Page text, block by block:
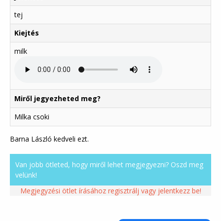
tej
Kiejtés
milk
Miről jegyezheted meg?
Milka csoki
Barna László kedveli ezt.
Van jobb ötleted, hogy miről lehet megjegyezni? Oszd meg
velünk!
Megjegyzési ötlet írásához regisztrálj vagy jelentkezz be!